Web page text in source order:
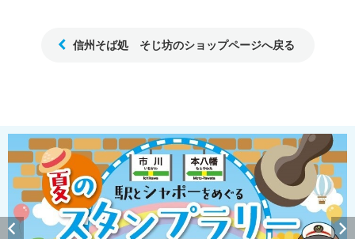
信州そば処 そじ坊のショップページへ戻る